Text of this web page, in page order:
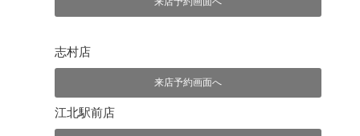
志村店
来店予約画面へ
江北駅前店